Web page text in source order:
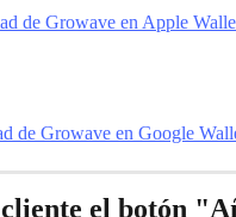
el botón